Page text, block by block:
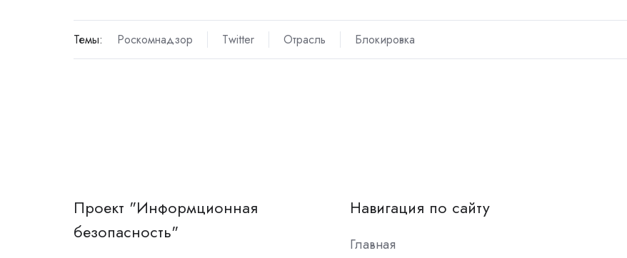
Темы: Роскомнадзор Twitter Отрасль Блокировка
Проект "Информционная
безопасность"
Навигация по сайту
Главная